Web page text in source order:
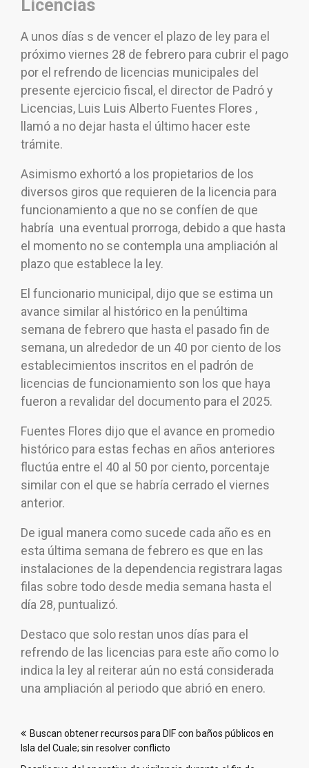
Licencias
A unos días s de vencer el plazo de ley para el
próximo viernes 28 de febrero para cubrir el pago
por el refrendo de licencias municipales del
presente ejercicio fiscal, el director de Padró y
Licencias, Luis Luis Alberto Fuentes Flores ,
llamó a no dejar hasta el último hacer este
trámite.
Asimismo exhortó a los propietarios de los
diversos giros que requieren de la licencia para
funcionamiento a que no se confíen de que
habría una eventual prorroga, debido a que hasta
el momento no se contempla una ampliación al
plazo que establece la ley.
El funcionario municipal, dijo que se estima un
avance similar al histórico en la penúltima
semana de febrero que hasta el pasado fin de
semana, un alrededor de un 40 por ciento de los
establecimientos inscritos en el padrón de
licencias de funcionamiento son los que haya
fueron a revalidar del documento para el 2025.
Fuentes Flores dijo que el avance en promedio
histórico para estas fechas en años anteriores
fluctúa entre el 40 al 50 por ciento, porcentaje
similar con el que se habría cerrado el viernes
anterior.
De igual manera como sucede cada año es en
esta última semana de febrero es que en las
instalaciones de la dependencia registrara lagas
filas sobre todo desde media semana hasta el
día 28, puntualizó.
Destaco que solo restan unos días para el
refrendo de las licencias para este año como lo
indica la ley al reiterar aún no está considerada
una ampliación al periodo que abrió en enero.
deBuscan obtener recursos para DIF con baños públicos en
Isla del Cuale; sin resolver conflicto